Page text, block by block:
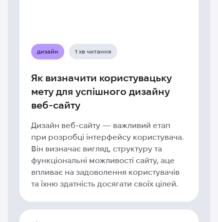
дизайн 1 хв читання
Як визначити користувацьку
мету для успішного дизайну
веб-сайту
Дизайн веб-сайту — важливий етап
при розробці інтерфейсу користувача.
Він визначає вигляд, структуру та
функціональні можливості сайту, аце
впливає на задоволення користувачів
та їхню здатність досягати своїх цілей.